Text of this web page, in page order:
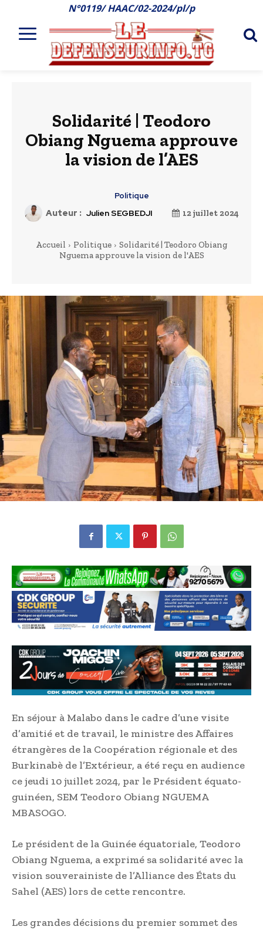
N°0119/ HAAC/02-2024/pl/p
Solidarité | Teodoro
Obiang Nguema approuve
la vision de l’AES
Politique
Auteur : Julien SEGBEDJI 12 juillet 2024
Accueil Politique
Solidarité | Teodoro Obiang
Nguema approuve la vision de l'AES
En séjour à Malabo dans le cadre d’une visite
d’amitié et de travail, le ministre des Affaires
étrangères de la Coopération régionale et des
Burkinabè de l’Extérieur, a été reçu en audience
ce jeudi 10 juillet 2024, par le Président équato-
guinéen, SEM Teodoro Obiang NGUEMA
MBASOGO.
Le président de la Guinée équatoriale, Teodoro
Obiang Nguema, a exprimé sa solidarité avec la
vision souverainiste de l’Alliance des États du
Sahel (AES) lors de cette rencontre.
Les grandes décisions du premier sommet des